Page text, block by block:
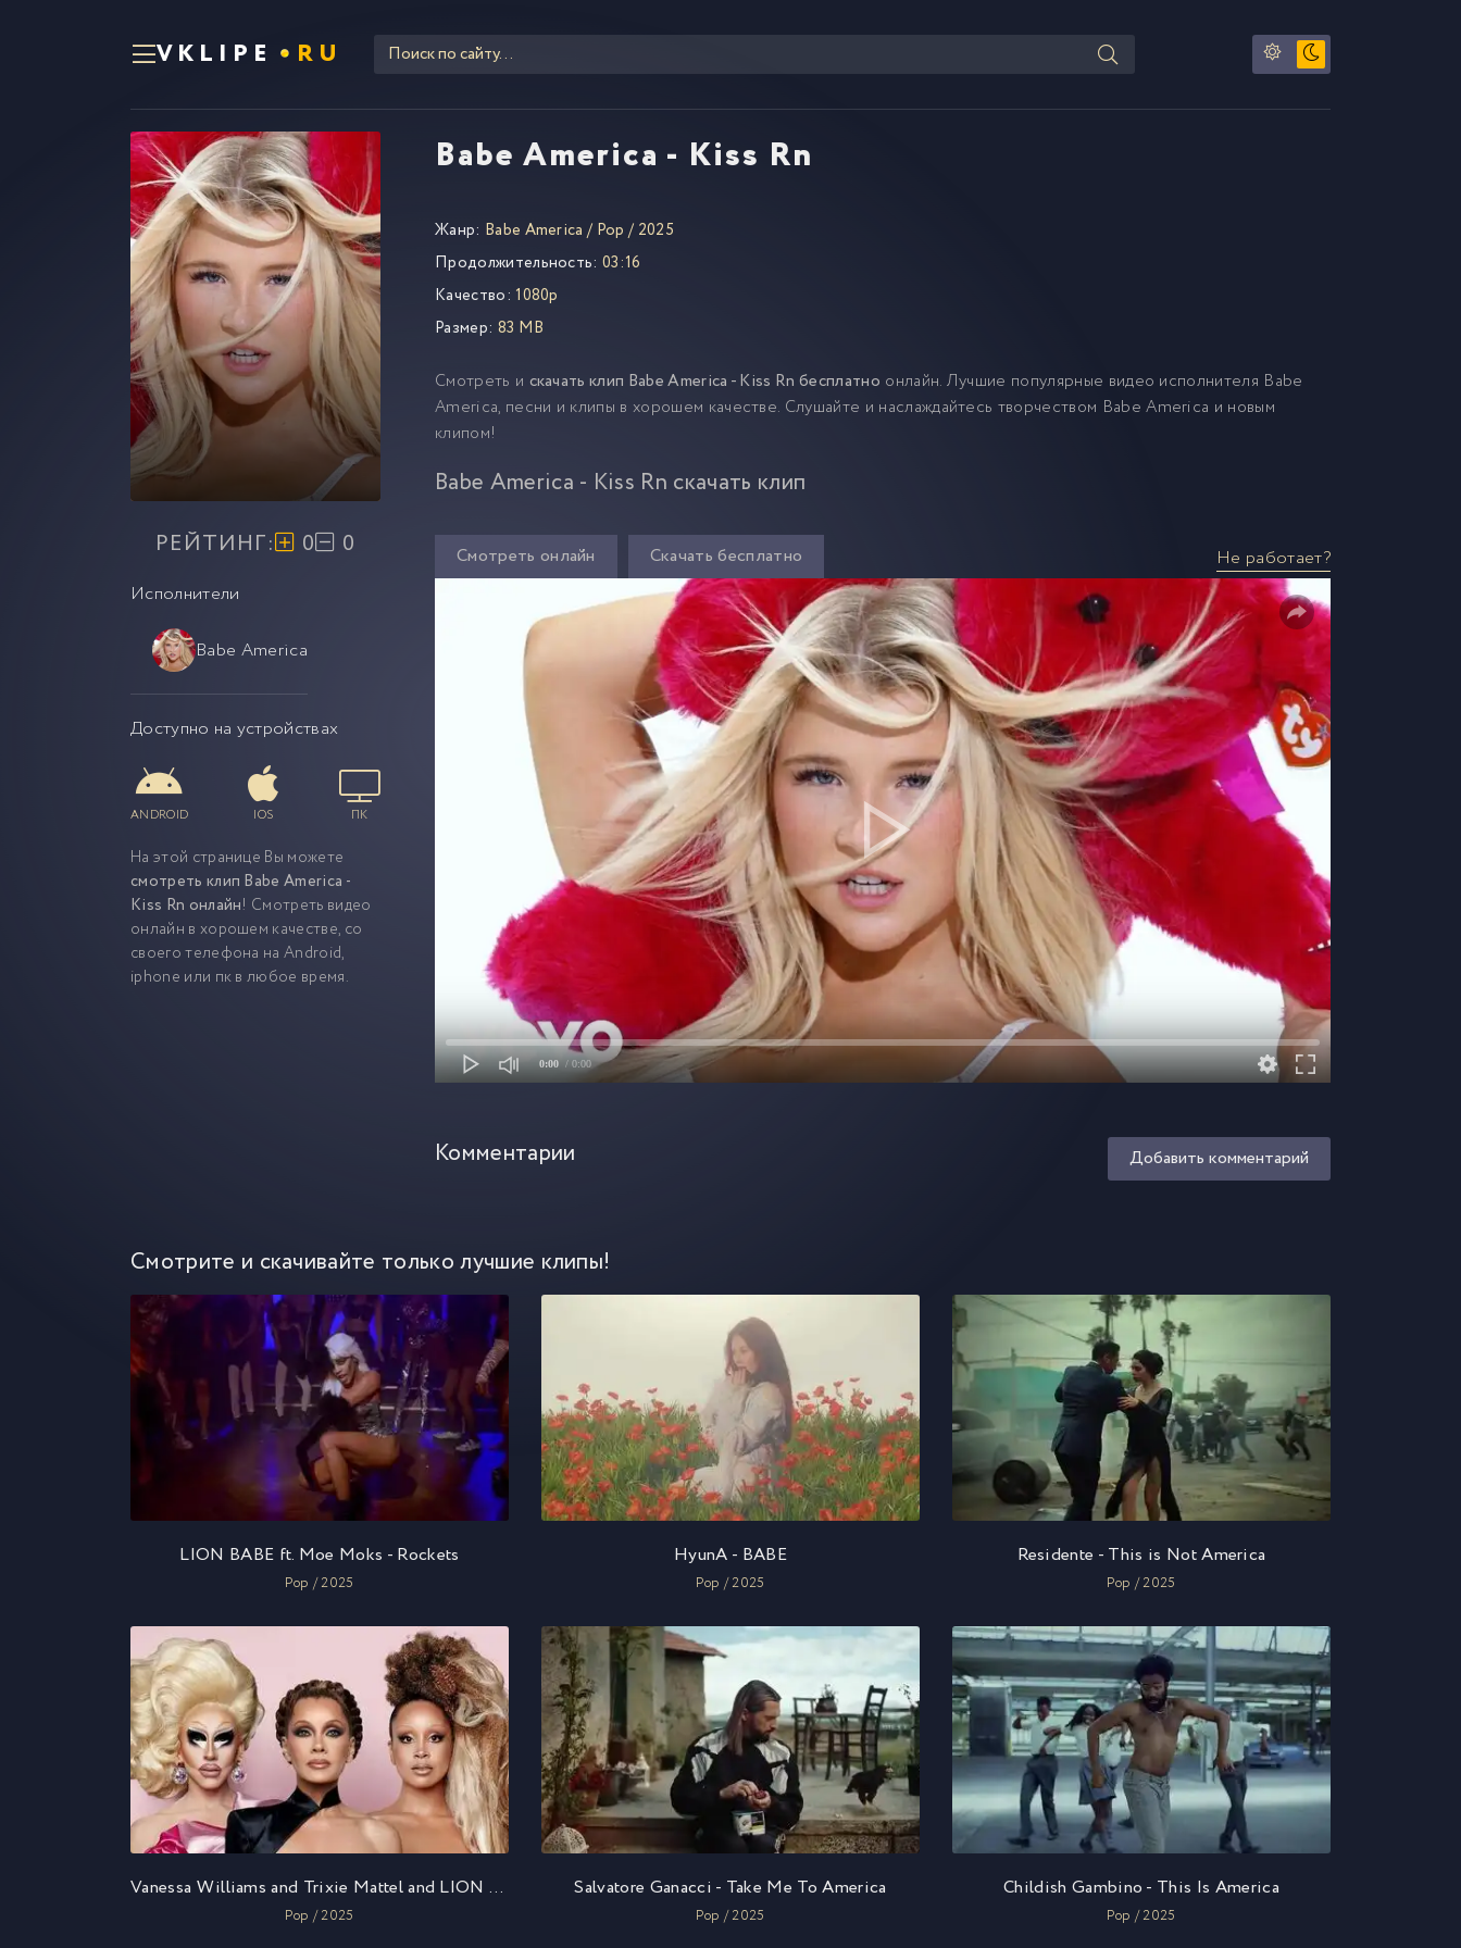
VKLIPE RU
Babe America - Kiss Rn
РЕЙТИНГ: 0 0
Исполнители
Babe America
Доступно на устройствах
ANDROID IOS ПК
На этой странице Вы можете
смотреть клип Babe America -
Kiss Rn онлайн! Смотреть видео
онлайн в хорошем качестве, со
своего телефона на Android,
iphone или пк в любое время.
Жанр: Babe America / Pop / 2025
Продолжительность: 03:16
Качество: 1080p
Размер: 83 MB
Смотреть и скачать клип Babe America - Kiss Rn бесплатно онлайн. Лучшие популярные видео исполнителя Babe
America, песни и клипы в хорошем качестве. Слушайте и наслаждайтесь творчеством Babe America и новым
клипом!
Babe America - Kiss Rn скачать клип
Смотреть онлайн Скачать бесплатно Не работает?
0:00 / 0:00
Комментарии Добавить комментарий
Смотрите и скачивайте только лучшие клипы!
LION BABE ft. Moe Moks - Rockets
Pop / 2025
HyunA - BABE
Pop / 2025
Residente - This is Not America
Pop / 2025
Vanessa Williams and Trixie Mattel and LION BABE - BOP
Pop / 2025
Salvatore Ganacci - Take Me To America
Pop / 2025
Childish Gambino - This Is America
Pop / 2025